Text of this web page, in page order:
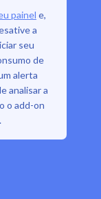
painel e,
a
seu
de
alerta
analisar a
o add-on
.